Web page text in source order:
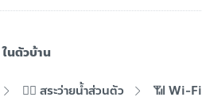
ในตัวบ้าน
🏊‍♂️ สระว่ายน้ำส่วนตัว
📶 Wi-Fi